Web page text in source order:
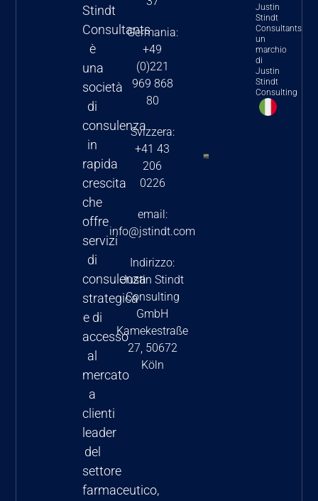
Stindt
Consultants
è
una
società
di
consulenza
in
rapida
crescita
che
offre
servizi
di
consulenza
strategica
e di
accesso
al
mercato
a
clienti
leader
del
settore
farmaceutico,
Germania:
+49
(0)221
969 868
80
Svizzera:
+41 43
206
0226
email:
info@jstindt.com
Indirizzo:
Justin Stindt
Consulting
GmbH
Kamekestraße
27, 50672
Köln
implicazioni e
orientamenti
strategici per
il settore
farmaceutico
Justin
Stindt
Consultants
un
marchio
di
Justin
Stindt
Consulting